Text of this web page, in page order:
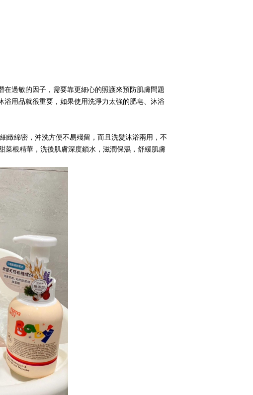
過敏的因子，需要靠更細心的照護來預防肌膚問題
用品就很重要，如果使用洗淨力太強的肥皂、沐浴
緻綿密，沖洗方便不易殘留，而且洗髮沐浴兩用，不
菜根精華，洗後肌膚深度鎖水，滋潤保濕，舒緩肌膚